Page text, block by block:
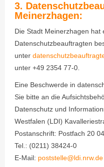
3.
Meinerzhagen:
Die Stadt Meinerzhagen hat
Datenschutzbeauftragten
unter
unter +49 2354 77-0.
Eine Beschwerde in
Sie bitte an die
Datenschutz und
Westfalen (LDI)
Postanschrift: Postfach 20
Tel.: (0211) 38424-0
E-Mail: poststelle@ldi.nrw.de